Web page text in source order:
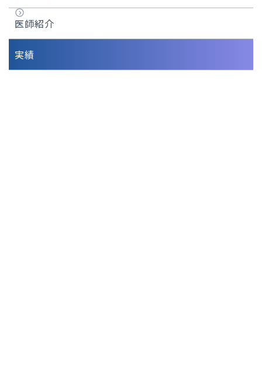
医師紹介
実績